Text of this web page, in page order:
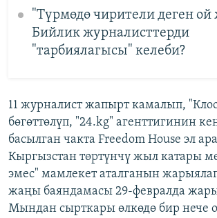
"Түрмөдө чирители деген ой
Бийлик журналисттерди
"тарбиялагысы" келеби?
11 журналист жапырт камалып,
бөгөттөлүп, "24.kg" агенттигинин
басылган чакта Freedom House эл
Кыргызстан төртүнчү жыл катары
эмес" мамлекет аталганын
жаңы баяндамасы 29-февралда
Мындан сырткары өлкөдө бир нече